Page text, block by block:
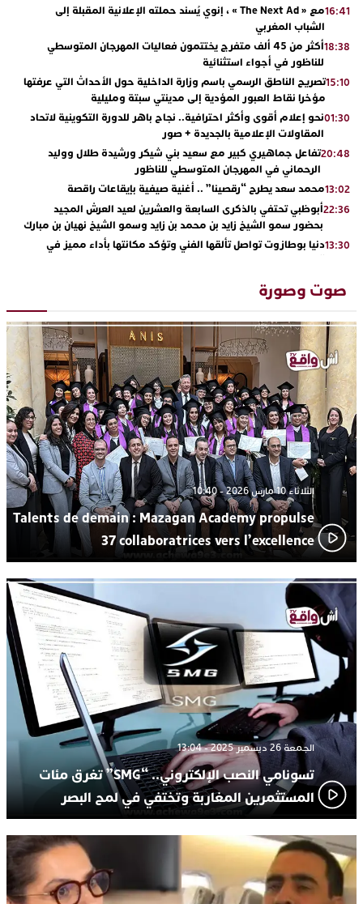
16:41
مع « The Next Ad » ، إنوي يُسند حملته الإعلانية المقبلة إلى
الشباب المغربي
18:38
أكثر من 45 ألف متفرج يختتمون فعاليات المهرجان المتوسطي
للناظور في أجواء استثنائية
15:10تصريح الناطق الرسمي باسم وزارة الداخلية حول الأحداث التي عرفتها
مؤخرا نقاط العبور المؤدية إلى مدينتي سبتة ومليلية
01:30نحو إعلام أقوى وأكثر احترافية.. نجاح باهر للدورة التكوينية لاتحاد
المقاولات الإعلامية بالجديدة + صور
20:48تفاعل جماهيري كبير مع سعيد بني شيكر ورشيدة طلال ووليد
الرحماني في المهرجان المتوسطي للناظور
13:02محمد سعد يطرح “رقصينا” .. أغنية صيفية بإيقاعات راقصة
22:36أبوظبي تحتفي بالذكرى السابعة والعشرين لعيد العرش المجيد
بحضور سمو الشيخ زايد بن محمد بن زايد وسمو الشيخ نهيان بن مبارك
13:30دنيا بوطازوت تواصل تألقها الفني وتؤكد مكانتها بأداء مميز في
رهينتين من قبضة ذي سوابق بالجديدة
اتحاد المقاولات الإعلامية يقود قاطرة التكوين بالجديدة ويستضيف
الإعلامي سعيد بلفقير في دورة استثنائية
23:18 ترسيخا لثقافة ترشيد الموارد المائية.. اختتام فعاليات النسخة الثانية
من “القرية الذكية للماء” بمركز الاصطياف ببوزنيقة
17:36 من الراب والراي إلى العيطة والأغنية الأمازيغية.. مهرجان الناظور
المتوسطي يحتفي بتنوع الموسيقى المغربية
صوت وصورة
الثلاثاء 10 مارس 2026 - 10:40
Talents de demain : Mazagan Academy propulse
37 collaboratrices vers l’excellence
الجمعة 26 ديسمبر 2025 - 13:04
تسونامي النصب الإلكتروني.. “SMG” تغرق مئات
المستثمرين المغاربة وتختفي في لمح البصر